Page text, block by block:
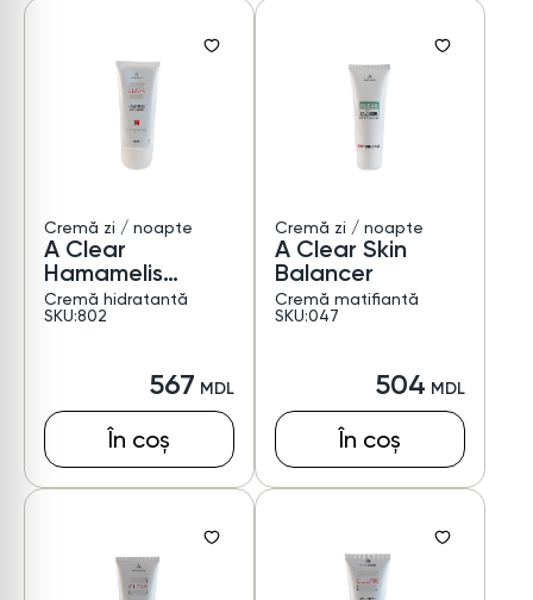
Cremă zi / noapte
A Clear
Hamamelis
Moisturizer
Cremă hidratantă
SKU:802
567
În coș
Cremă zi / noapte
A Clear Skin
Balancer
Cremă matifiantă
SKU:047
504
În coș